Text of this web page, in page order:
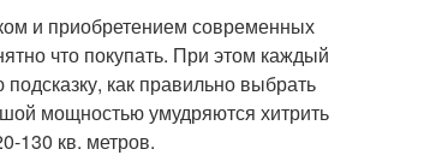
и приобретением современных
что покупать. При этом каждый
как правильно выбрать
мощностью умудряются хитрить
130 кв. метров.